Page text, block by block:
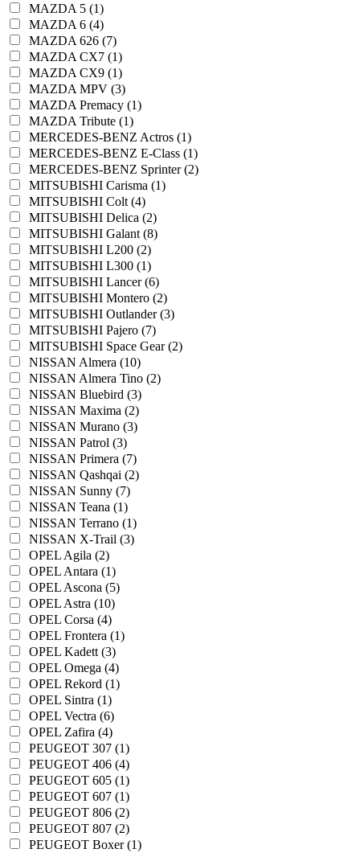
MAZDA 5 (1)
MAZDA 6 (4)
MAZDA 626 (7)
MAZDA CX7 (1)
MAZDA CX9 (1)
MAZDA MPV (3)
MAZDA Premacy (1)
MAZDA Tribute (1)
MERCEDES-BENZ Actros (1)
MERCEDES-BENZ E-Class (1)
MERCEDES-BENZ Sprinter (2)
MITSUBISHI Carisma (1)
MITSUBISHI Colt (4)
MITSUBISHI Delica (2)
MITSUBISHI Galant (8)
MITSUBISHI L200 (2)
MITSUBISHI L300 (1)
MITSUBISHI Lancer (6)
MITSUBISHI Montero (2)
MITSUBISHI Outlander (3)
MITSUBISHI Pajero (7)
MITSUBISHI Space Gear (2)
NISSAN Almera (10)
NISSAN Almera Tino (2)
NISSAN Bluebird (3)
NISSAN Maxima (2)
NISSAN Murano (3)
NISSAN Patrol (3)
NISSAN Primera (7)
NISSAN Qashqai (2)
NISSAN Sunny (7)
NISSAN Teana (1)
NISSAN Terrano (1)
NISSAN X-Trail (3)
OPEL Agila (2)
OPEL Antara (1)
OPEL Ascona (5)
OPEL Astra (10)
OPEL Corsa (4)
OPEL Frontera (1)
OPEL Kadett (3)
OPEL Omega (4)
OPEL Rekord (1)
OPEL Sintra (1)
OPEL Vectra (6)
OPEL Zafira (4)
PEUGEOT 307 (1)
PEUGEOT 406 (4)
PEUGEOT 605 (1)
PEUGEOT 607 (1)
PEUGEOT 806 (2)
PEUGEOT 807 (2)
PEUGEOT Boxer (1)